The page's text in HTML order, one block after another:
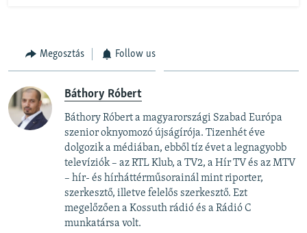
Megosztás Follow us
Báthory Róbert
Báthory Róbert a magyarországi Szabad Európa
szenior oknyomozó újságírója. Tizenhét éve
dolgozik a médiában, ebből tíz évet a legnagyobb
televíziók – az RTL Klub, a TV2, a Hír TV és az MTV
– hír- és hírháttérműsorainál mint riporter,
szerkesztő, illetve felelős szerkesztő. Ezt
megelőzően a Kossuth rádió és a Rádió C
munkatársa volt.